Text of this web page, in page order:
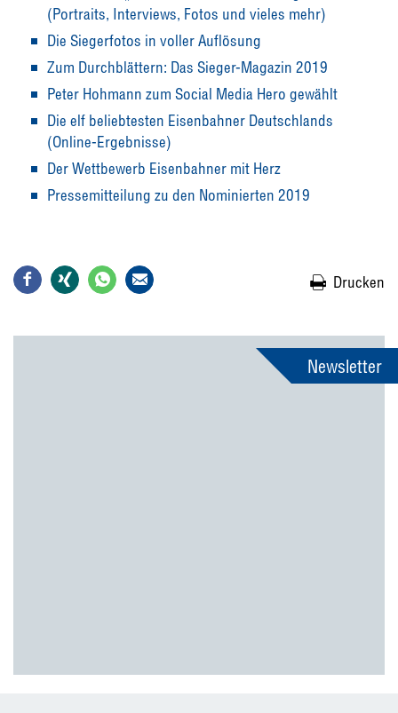
(Portraits, Interviews, Fotos und vieles mehr)
Die Siegerfotos in voller Auflösung
Zum Durchblättern: Das Sieger-Magazin 2019
Peter Hohmann zum Social Media Hero gewählt
Die elf beliebtesten Eisenbahner Deutschlands
(Online-Ergebnisse)
Der Wettbewerb Eisenbahner mit Herz
Pressemitteilung zu den Nominierten 2019
Drucken
Newsletter